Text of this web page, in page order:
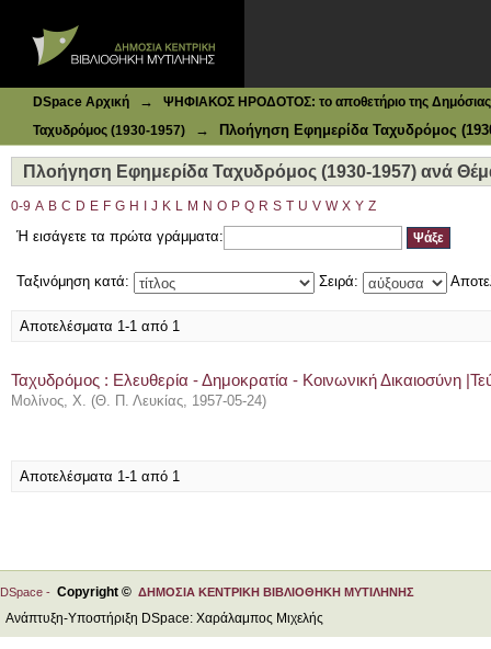
DSpace Αρχική →
ΨΗΦΙΑΚΟΣ ΗΡΟΔΟΤΟΣ: το αποθετήριο της Δημόσιας
Ταχυδρόμος (1930-1957)
→ Πλοήγηση Εφημερίδα Ταχυδρόμος
Πλοήγηση Εφημερίδα Ταχυδρόμος (1930-1957) ανά
0-9 A B C D E F G H J K L M N O P Q R S T U V W X Y Z
Ή εισάγετε τα πρώτα γράμματα:
Ταξινόμηση κατά: Σειρά:
Αποτελέσματα 1-1 από 1
Ταχυδρόμος : Ελευθερία - Δημοκρατία - Κοινωνική Δικαιοσύνη
Μολίνος, Χ. (Θ. Π. Λευκίας, 1957-05-24)
Αποτελέσματα 1-1 από 1
DSpace - Copyright © ΔΗΜΟΣΙΑ ΚΕΝΤΡΙΚΗ ΒΙΒΛΙΟΘΗΚΗ ΜΥΤΙΛΗΝΗΣ
Ανάπτυξη-Υποστήριξη DSpace: Χαράλαμπος Μιχελής